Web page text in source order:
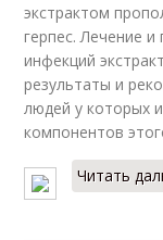
экстрактом
герпес. Лечение
инфекций
результаты и
людей у которых
компонентов
Читать